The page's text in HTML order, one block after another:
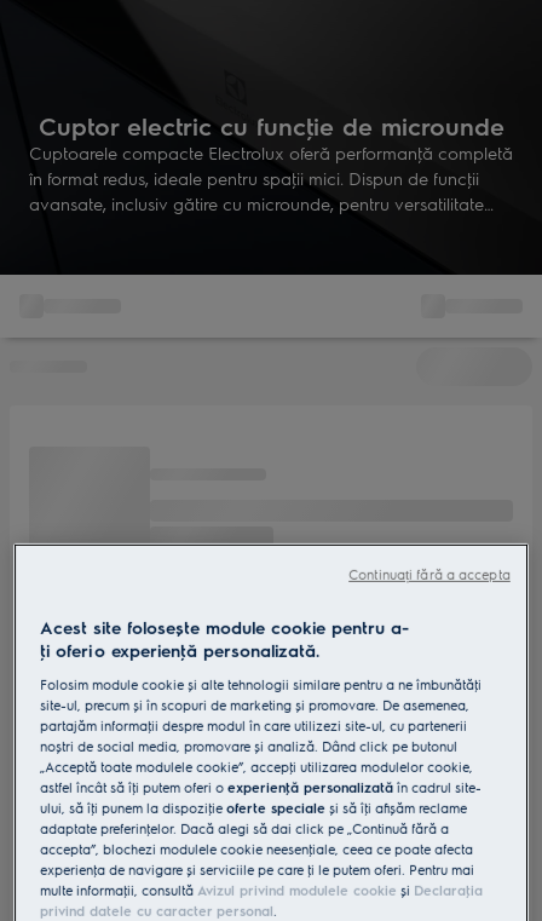
Cuptor electric cu funcţie de microunde
Cuptoarele compacte Electrolux oferă performanţă completă
în format redus, ideale pentru spaţii mici. Dispun de funcţii
avansate, inclusiv gătire cu microunde, pentru versatilitate
Acest site folosește module cookie pentru a-
ţi oferi o experienţă personalizată.
Folosim module cookie și alte tehnologii similare pentru a ne îmbunătăţi
site-ul, precum și în scopuri de marketing și promovare. De asemenea,
partajăm informaţii despre modul în care utilizezi site-ul, cu partenerii
noștri de social media, promovare și analiză. Dând click pe butonul
„Acceptă toate modulele cookie”, accepţi utilizarea modulelor cookie,
astfel încât să îţi putem oferi oexperienţă personalizată în cadrul site-
ului, să îţi punem la dispoziţieoferte speciale și să îţi afișăm reclame
adaptate preferinţelor. Dacă alegi să dai click pe „Continuă fără a
accepta”, blochezi modulele cookie neesenţiale, ceea ce poate afecta
experienţa de navigare și serviciile pe care ţi le putem oferi. Pentru mai
multe informaţii, consultă Avizul privind modulele cookie și Declaraţia
privind datele cu caracter personal.
Continuați fără a accepta